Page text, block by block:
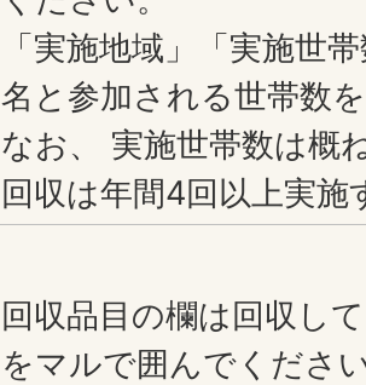
「実施地域」「実施世
名と参加される世帯数
なお、 実施世帯数は概
回収は年間4回以上実
回収品目の欄は回収し
をマルで囲んでくださ